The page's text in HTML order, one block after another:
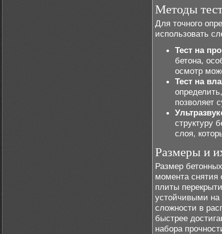
Методы
Для точного
использовать
Тест на
бетона,
осмотр
Тест на
позволяет
структуру
слоя,
Размеры и
Размер
момента снятия
плиты
устойчивыми на
сложности в
быстрее
набора